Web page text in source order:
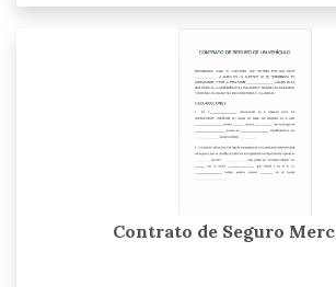
Contrato de Seguro